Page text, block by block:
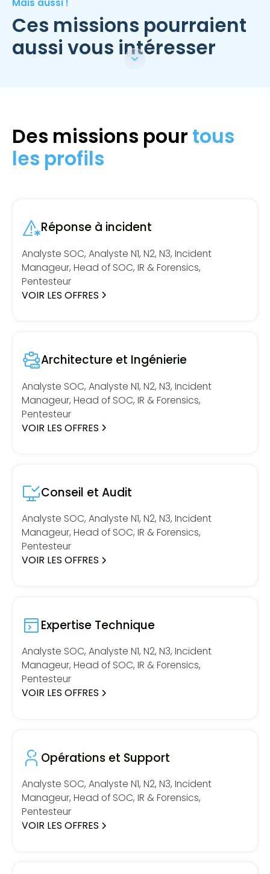
Ces missions pourraient
aussi vous intéresser
Des missions pour tous
les profils
Réponse à incident
Analyste SOC, Analyste N1, N2, N3, Incident
Manageur, Head of SOC, IR & Forensics,
Pentesteur
VOIR LES OFFRES
Architecture et Ingénierie
Analyste SOC, Analyste N1, N2, N3, Incident
Manageur, Head of SOC, IR & Forensics,
Pentesteur
VOIR LES OFFRES
Conseil et Audit
Analyste SOC, Analyste N1, N2, N3, Incident
Manageur, Head of SOC, IR & Forensics,
Pentesteur
VOIR LES OFFRES
Expertise Technique
Analyste SOC, Analyste N1, N2, N3, Incident
Manageur, Head of SOC, IR & Forensics,
Pentesteur
VOIR LES OFFRES
Opérations et Support
Analyste SOC, Analyste N1, N2, N3, Incident
Manageur, Head of SOC, IR & Forensics,
Pentesteur
VOIR LES OFFRES